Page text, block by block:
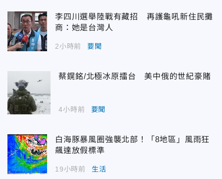
李四川選舉陸戰有藏招 再護龜吼新住民攤
商：她是台灣人
2小時前 要聞
蔡鎤銘/北極冰原擂台 美中俄的世紀豪賭
4小時前 要聞
白海豚暴風圈強襲北部！「8地區」風雨狂
飆達放假標準
19小時前 生活